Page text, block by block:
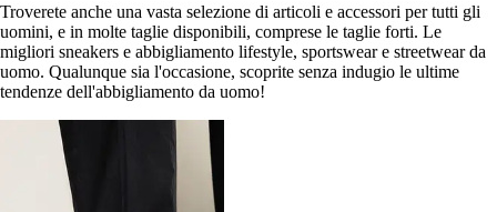
Troverete anche una vasta selezione di articoli e accessori per tutti gli
uomini, e in molte taglie disponibili, comprese le taglie forti. Le
migliori sneakers e abbigliamento lifestyle, sportswear e streetwear da
uomo. Qualunque sia l'occasione, scoprite senza indugio le ultime
tendenze dell'abbigliamento da uomo!